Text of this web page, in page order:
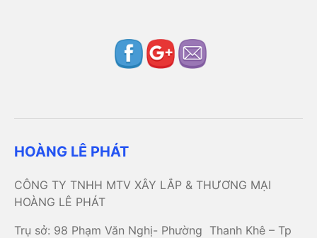
HOÀNG LÊ PHÁT
CÔNG TY TNHH MTV XÂY LẮP & THƯƠNG MẠI
HOÀNG LÊ PHÁT
Trụ sở: 98 Phạm Văn Nghị- Phường Thanh Khê – Tp